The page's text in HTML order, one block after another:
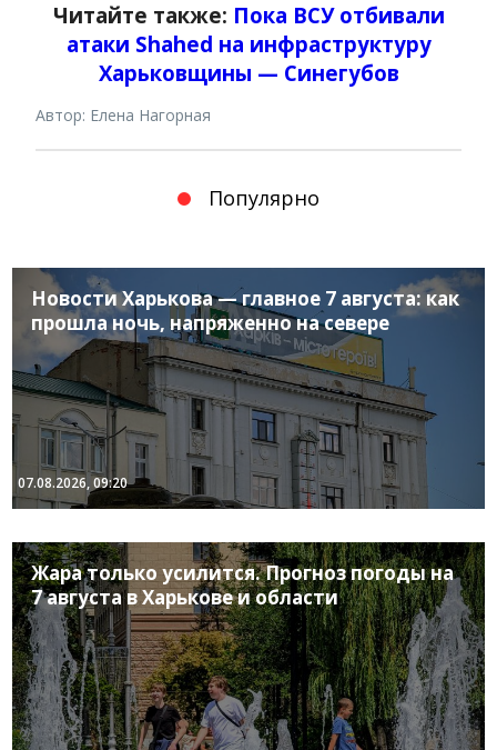
Читайте также: Пока ВСУ отбивали
атаки Shahed на инфраструктуру
Харьковщины — Синегубов
Автор: Елена Нагорная
Популярно
Новости Харькова — главное 7 августа: как
прошла ночь, напряженно на севере
07.08.2026, 09:20
Жара только усилится. Прогноз погоды на
7 августа в Харькове и области